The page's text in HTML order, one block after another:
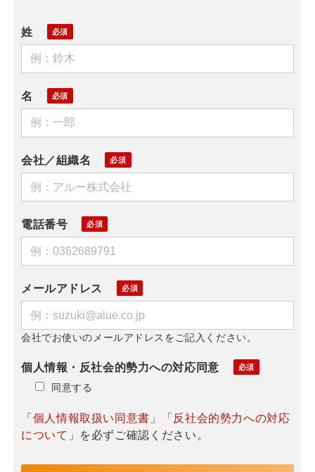
姓
名
会社／組織名
電話番号
メールアドレス
会社でお使いのメールアドレスをご記入ください。
個人情報・反社会的勢力への対応同意
同意する
「個人情報取扱い同意書 」「反社会的勢力への対応
について 」を必ずご確認ください。